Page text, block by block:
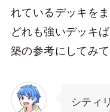
れているデッキを
どれも強いデッキ
築の参考にしてみて
シティ